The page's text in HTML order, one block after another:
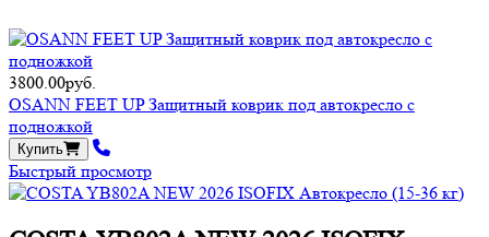
3800.00руб.
OSANN FEET UP Защитный коврик под автокресло с
подножкой
Купить
Быстрый просмотр